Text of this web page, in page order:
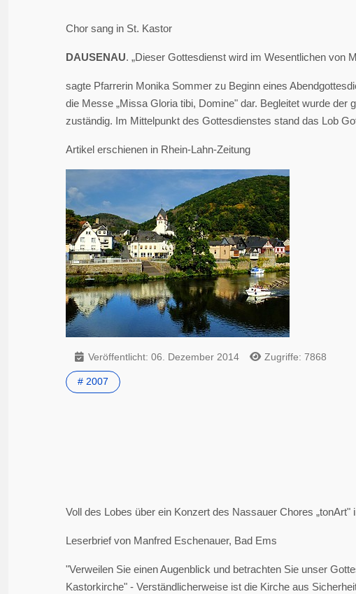
Chor sang in St. Kastor
DAUSENAU. „Dieser Gottesdienst wird im Wesentlichen von
sagte Pfarrerin Monika Sommer zu Beginn eines
die Messe „Missa Gloria tibi, Domine" dar. Begleitet wurde
zuständig. Im Mittelpunkt des Gottesdienstes stand das Lob
Artikel erschienen in Rhein-Lahn-Zeitung
Veröffentlicht: 06. Dezember 2014 Zugriffe: 7868
# 2007
Voll des Lobes über ein Konzert des Nassauer Chores
Leserbrief von Manfred Eschenauer, Bad Ems
"Verweilen Sie einen Augenblick und betrachten Sie unser
Kastorkirche" - Verständlicherweise ist die Kirche aus